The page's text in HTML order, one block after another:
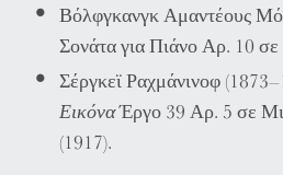
Βόλφγκανγκ Αμαντέους
Σονάτα για Πιάνο Αρ. 10
Σέργκεϊ Ραχμάνινοφ
ΕικόναΈργο 39 Αρ. 5 σε
(1917).